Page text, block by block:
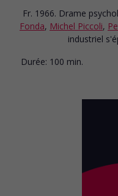
Fr. 1966. Drame
Fonda, Michel Piccoli,
industriel
Durée: 100 min.